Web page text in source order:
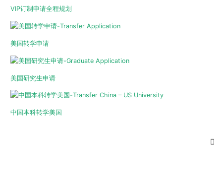
VIP订制申请全程规划
美国转学申请
美国研究生申请
中国本科转学美国